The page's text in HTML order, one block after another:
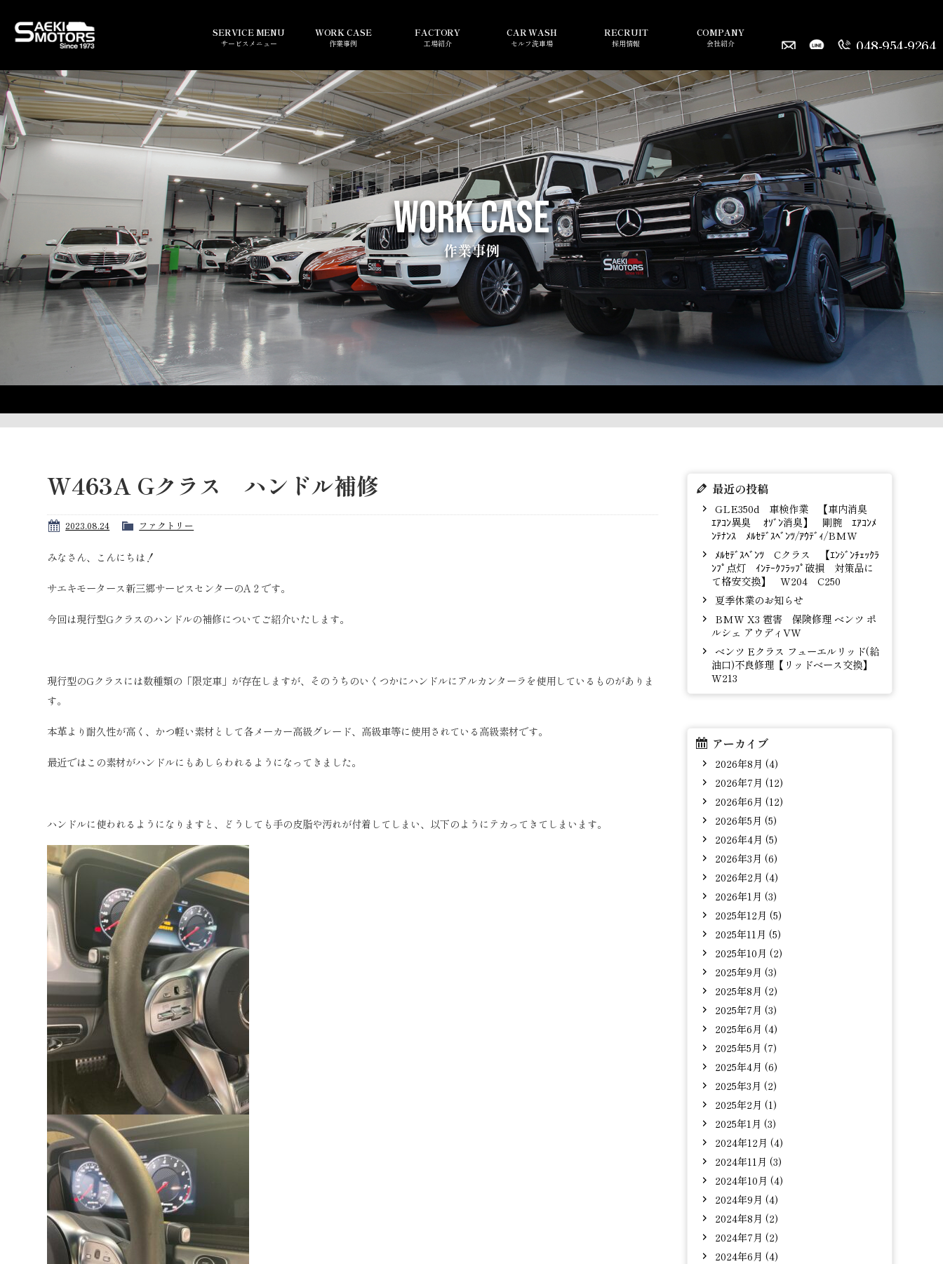
SERVICE MENU
サービスメニュー
WORK CASE
作業事例
FACTORY
工場紹介
CAR WASH
セルフ洗車場
RECRUIT
採用情報
COMPANY
会社紹介
WORK CASE
作業事例
W463A Gクラス ハンドル補修
2023.08.24 ファクトリー
みなさん、こんにちは！
サエキモータース新三郷サービスセンターのA２です。
今回は現行型Gクラスのハンドルの補修についてご紹介いたします。
現行型のGクラスには数種類の「限定車」が存在しますが、そのうちのいくつかにハンドルにアルカンターラを使用しているものがありま
す。
本革より耐久性が高く、かつ軽い素材として各メーカー高級グレード、高級車等に使用されている高級素材です。
最近ではこの素材がハンドルにもあしらわれるようになってきました。
ハンドルに使われるようになりますと、どうしても手の皮脂や汚れが付着してしまい、以下のようにテカってきてしまいます。
最近の投稿
GLE350d 車検作業 【車内消臭
ｴｱｺﾝ異臭 ｵｿﾞﾝ消臭】 剛腕 ｴｱｺﾝﾒ
ﾝﾃﾅﾝｽ ﾒﾙｾﾃﾞｽﾍﾞﾝﾂ/ｱｳﾃﾞｨ/BMW
ﾒﾙｾﾃﾞｽﾍﾞﾝﾂ Cクラス 【ｴﾝｼﾞﾝﾁｪｯｸﾗ
ﾝﾌﾟ点灯 ｲﾝﾃｰｸﾌﾗｯﾌﾟ破損 対策品に
て格安交換】 W204 C250
夏季休業のお知らせ
BMW X3 雹害 保険修理 ベンツ ポ
ルシェ アウディVW
ベンツ Eクラス フューエルリッド(給
油口)不良修理【リッドベース交換】
W213
アーカイブ
2026年8月 (4)
2026年7月 (12)
2026年6月 (12)
2026年5月 (5)
2026年4月 (5)
2026年3月 (6)
2026年2月 (4)
2026年1月 (3)
2025年12月 (5)
2025年11月 (5)
2025年10月 (2)
2025年9月 (3)
2025年8月 (2)
2025年7月 (3)
2025年6月 (4)
2025年5月 (7)
2025年4月 (6)
2025年3月 (2)
2025年2月 (1)
2025年1月 (3)
2024年12月 (4)
2024年11月 (3)
2024年10月 (4)
2024年9月 (4)
2024年8月 (2)
2024年7月 (2)
2024年6月 (4)
048-954-9264